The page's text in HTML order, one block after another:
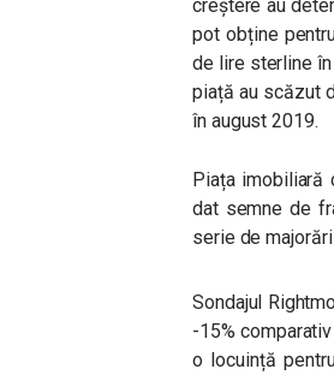
creștere au
pot obține
de lire sterline
piață au scăzut
în ​​august 2019.
Piața imobiliară
dat semne de
serie de
Sondajul
-15%
o locuință